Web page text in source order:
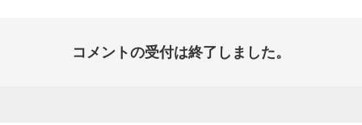
コメントの受付は終了しました。